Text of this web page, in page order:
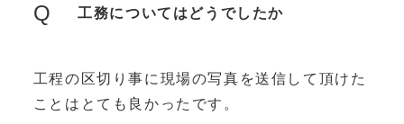
Q 工務についてはどうでしたか
工程の区切り事に現場の写真を送信して頂けた
ことはとても良かったです。